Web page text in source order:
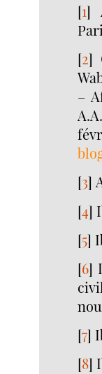
[1]
[2]
–
[3]
[4]
[5]
[6]
[7]
[8]